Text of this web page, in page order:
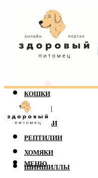
КОШКИ
СОБАКИ
ПОПУГАИ
РЕПТИЛИИ
ХОМЯКИ
ШИНШИЛЛЫ
МЕНЮ